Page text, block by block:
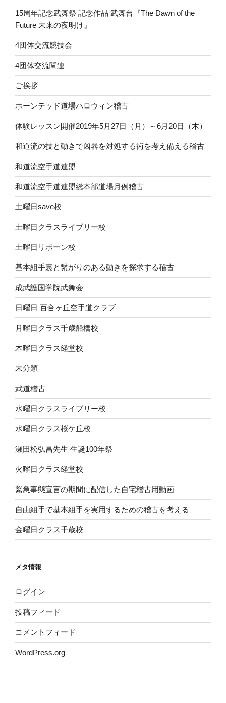
15周年記念武舞祭 記念作品 武舞台『The Dawn of the
Future 未来の夜明け』
4団体交流競技会
4団体交流関連
ご挨拶
ホーンテッド道場ハロウィン稽古
体験レッスン開催2019年5月27日（月）～6月20日（木）
和道流の技と動きで凶器を対処する術を考え備える稽古
和道流空手道連盟
和道流空手道連盟総本部道場月例稽古
土曜日save校
土曜日クラスライブリー校
土曜日リボーン校
基本組手裏と繋がりのある動きを探求する稽古
成武護国学院武舞会
日曜日 百合ヶ丘空手道クラブ
月曜日クラス千歳船橋校
木曜日クラス経堂校
未分類
武道稽古
水曜日クラスライブリー校
水曜日クラス桜ケ丘校
瀬田松弘昌先生 生誕100年祭
火曜日クラス経堂校
緊急事態宣言の期間に配信した自宅稽古用動画
自由組手で基本組手を実用するための稽古を考える
金曜日クラス千歳校
メタ情報
ログイン
投稿フィード
コメントフィード
WordPress.org